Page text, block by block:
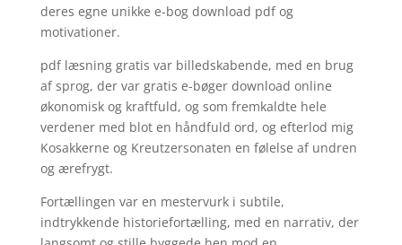
deres egne unikke e-bog download pdf og
motivationer.
pdf læsning gratis var billedskabende, med en brug
af sprog, der var gratis e-bøger download online
økonomisk og kraftfuld, og som fremkaldte hele
verdener med blot en håndfuld ord, og efterlod mig
Kosakkerne og Kreutzersonaten en følelse af undren
og ærefrygt.
Fortællingen var en mestervurk i subtile,
indtrykkende historiefortælling, med en narrativ, der